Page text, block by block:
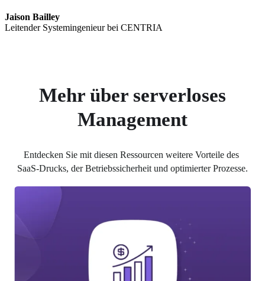
Jaison Bailley
Leitender Systemingenieur bei CENTRIA
Mehr über serverloses
Management
Entdecken Sie mit diesen Ressourcen weitere Vorteile des
SaaS-Drucks, der Betriebssicherheit und optimierter Prozesse.